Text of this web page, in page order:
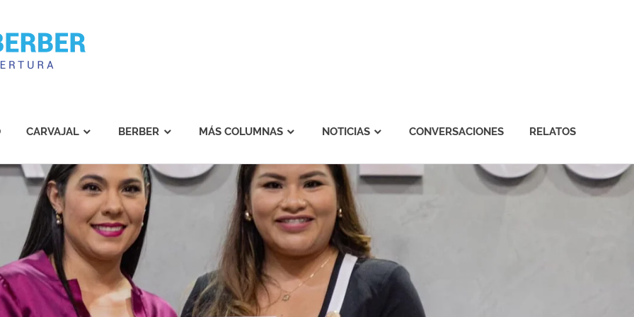
CARVAJAL BERBER MÁS COLUMNAS NOTICIAS CONVERSACIONES RELATOS